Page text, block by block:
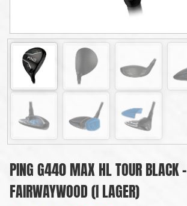
PING G440 MAX HL TOUR BLACK –
FAIRWAYWOOD (I LAGER)